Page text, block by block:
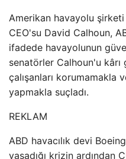
Amerikan havayolu
CEO'su David Calhoun,
ifadede havayolunun
senatörler Calhoun'u
çalışanları korumamakla
yapmakla suçladı.
REKLAM
ABD havacılık devi
yaşadığı krizin ardından